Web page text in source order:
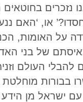
או, ‘האם
על האומות,
של בני
העולם
בבורות
עם ישראל מן